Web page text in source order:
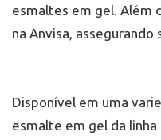
esmaltes em gel. Além
na Anvisa, assegurando
Disponível em uma
esmalte em gel da